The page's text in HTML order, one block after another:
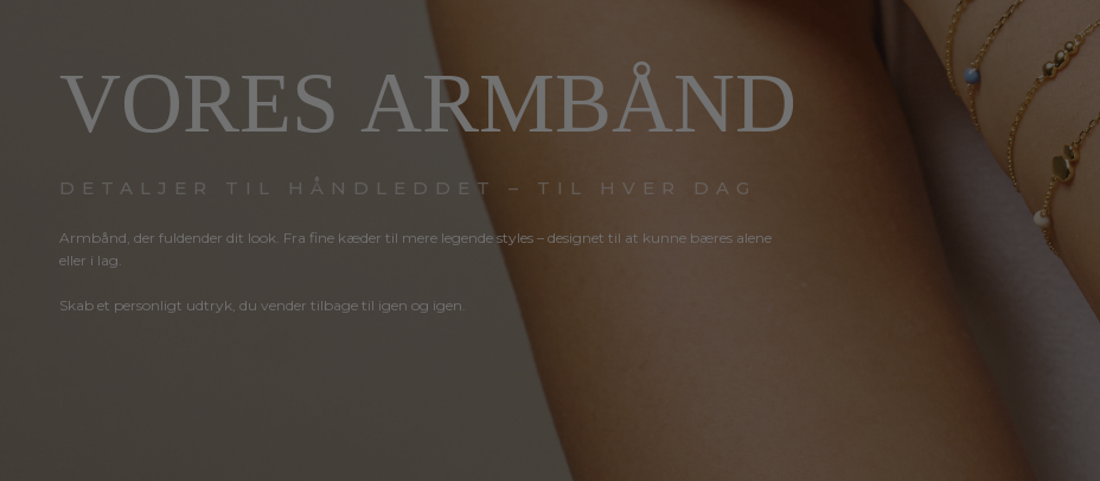
VORES ARMBÅND
DETALJER TIL HÅNDLEDDET – TIL HVER DAG
Armbånd, der fuldender dit look. Fra fine kæder til mere legende styles – designet til at kunne bæres alene
eller i lag.
Skab et personligt udtryk, du vender tilbage til igen og igen.